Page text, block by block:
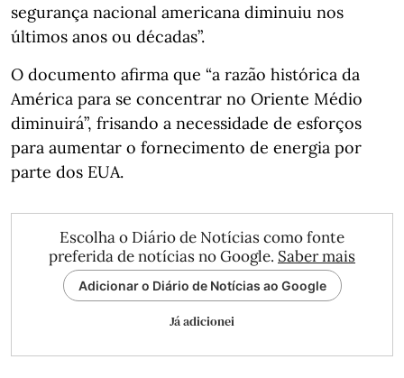
segurança nacional americana diminuiu nos
últimos anos ou décadas”.
O documento afirma que “a razão histórica da
América para se concentrar no Oriente Médio
diminuirá”, frisando a necessidade de esforços
para aumentar o fornecimento de energia por
parte dos EUA.
Escolha o Diário de Notícias como fonte
preferida de notícias no Google. Saber mais
Adicionar o Diário de Notícias ao Google
Já adicionei